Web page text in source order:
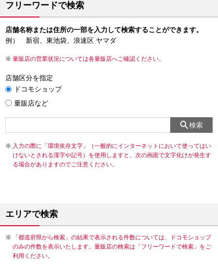
フリーワードで検索
店舗名称または住所の一部を入力して検索することができます。
例） 新宿、東池袋、浪速区 ヤマダ
量販店の営業状況については各量販店へご確認ください。
店舗区分を指定
ドコモショップ
量販店など
検索
入力の際に「環境依存文字」（一般的にインターネットにおいて使ってはい
けないとされる漢字や記号）を使用しますと、次の画面で文字化けが発生す
る場合がありますのでご注意ください。
エリアで検索
「都道府県から検索」の結果で表示される件数については、ドコモショップ
のみの件数を表示いたします。量販店の検索は「フリーワードで検索」をご
利用ください。